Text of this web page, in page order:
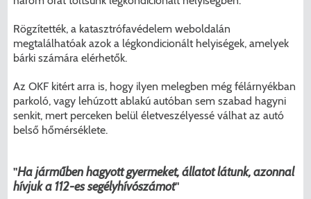
Rögzítették, a katasztrófavédelem weboldalán
megtalálhatóak azok a légkondicionált helyiségek, amelyek
bárki számára elérhetők.
Az OKF kitért arra is, hogy ilyen melegben még félárnyékban
parkoló, vagy lehúzott ablakú autóban sem szabad hagyni
senkit, mert perceken belül életveszélyessé válhat az autó
belső hőmérséklete.
"Ha járműben hagyott gyermeket, állatot látunk, azonnal
hívjuk a 112-es segélyhívószámot"